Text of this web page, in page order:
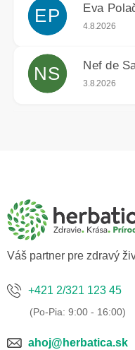
EP Eva
Hodnotenie
4.8.2026
NS Nef de
Hodnotenie
3.8.2026
Váš partner pre zdravý
+421 2/321 123 45
ahoj@herbatica.sk